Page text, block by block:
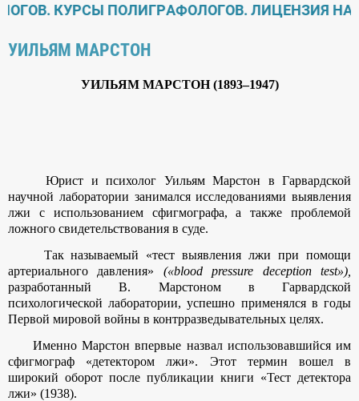
КУРСЫ ПОЛИГРАФОЛОГОВ. ЛИЦЕНЗИЯ НА
УИЛЬЯМ МАРСТОН
УИЛЬЯМ МАРСТОН (1893–1947)
Юрист и психолог Уильям Марстон в Гарвардской
научной лаборатории занимался исследованиями выявления
лжи с использованием сфигмографа, а также проблемой
ложного свидетельствования в суде.
Так называемый «тест выявления лжи при помощи
артериального давления» («blood pressure deception test»),
разработанный В. Марстоном в Гарвардской
психологической лаборатории, успешно применялся в годы
Первой мировой войны в контрразведывательных целях.
Именно Марстон впервые назвал использовавшийся им
сфигмограф «детектором лжи». Этот термин вошел в
широкий оборот после публикации книги «Тест детектора
лжи» (1938).